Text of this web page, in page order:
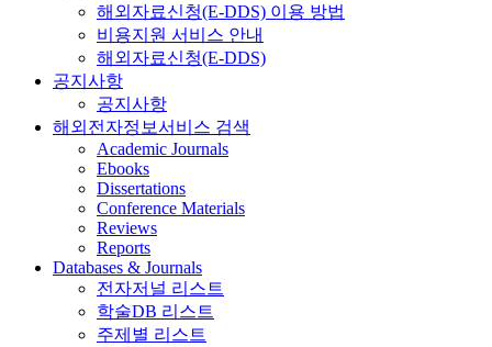
해외자료신청(E-DDS) 이용 방법
비용지원 서비스 안내
해외자료신청(E-DDS)
공지사항
공지사항
해외전자정보서비스 검색
Academic Journals
Ebooks
Dissertations
Conference Materials
Reviews
Reports
Databases & Journals
전자저널 리스트
학술DB 리스트
주제별 리스트